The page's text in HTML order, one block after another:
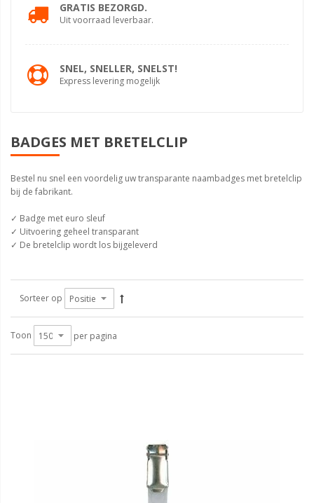
BADGES MET BRETELCLIP
Bestel nu snel een voordelig uw transparante naambadges met bretelclip
bij de fabrikant.
✓ Badge met euro sleuf
✓ Uitvoering geheel transparant
✓ De bretelclip wordt los bijgeleverd
Sorteer op
Toon per pagina
GRATIS BEZORGD.
Uit voorraad leverbaar.
SNEL, SNELLER, SNELST!
Express levering mogelijk